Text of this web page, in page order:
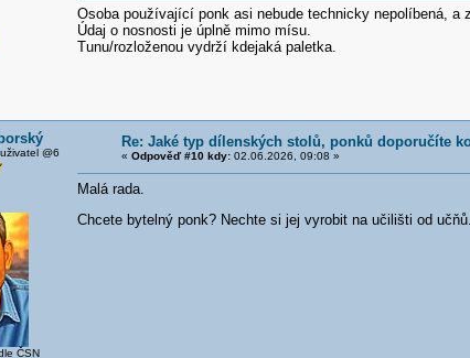
Osoba používající ponk asi nebude technicky nepolíbená, a
Údaj o nosnosti je úplně mimo mísu.
Tunu/rozloženou vydrží kdejaká paletka.
@6
ČSN
Re: Jaké typ dílenských stolů, ponků doporučíte
« Odpověď #10 kdy:02.06.2026, 09:08 »
Malá rada.
Chcete bytelný ponk? Nechte si jej vyrobit na učilišti od